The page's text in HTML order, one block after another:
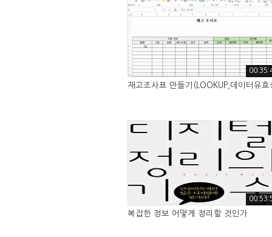
재고조사표 만들기(LOOKUP,데이터유효
복잡한 정보 어떻게 정리할 것인가